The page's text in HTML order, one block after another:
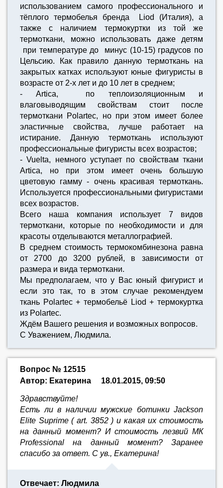
использованием самого профессионального и
тёплого термобелья бренда Liod (Италия), а
также с наличием термокуртки из той же
термоткани, можно использовать даже детям
при температуре до минус (10-15) градусов по
Цельсию. Как правило данную термоткань на
закрытых катках используют юные фигуристы в
возрасте от 2-х лет и до 10 лет в среднем;
- Artica, по теплоизоляционным и
влаговыводящим свойствам стоит после
термоткани Polartec, но при этом имеет более
эластичные свойства, лучше работает на
истирание. Данную термоткань используют
профессиональные фигуристы всех возрастов;
- Vuelta, немного уступает по свойствам ткани
Artica, но при этом имеет очень большую
цветовую гамму - очень красивая термоткань.
Используется профессиональными фигуристами
всех возрастов.
Всего наша компания использует 7 видов
термоткани, которые по необходимости и для
красоты отделываются металлографией.
В среднем стоимость термокомбинезона равна
от 2700 до 3200 рублей, в зависимости от
размера и вида термоткани.
Мы предполагаем, что у Вас юный фигурист и
если это так, то в этом случае рекомендуем
ткань Polartec + термобельё Liod + термокуртка
из Polartec.
Ждём Вашего решения и возможных вопросов.
С Уважением, Людмила.
Вопрос № 12515
Автор: Екатерина
18.01.2015, 09:50
Здравствуйте!
Есть ли в наличии мужские ботинки Jackson
Elite Suprime ( art. 3852 ) и какая их стоимость
на данный момент? И стоимость лезвий МК
Professional на данный момент? Заранее
спасибо за ответ. С ув., Екатерина!
Отвечает: Людмила